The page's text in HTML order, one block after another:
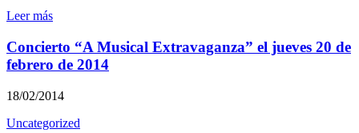
Leer más
Concierto “A Musical Extravaganza” el jueves 20 de
febrero de 2014
18/02/2014
Uncategorized